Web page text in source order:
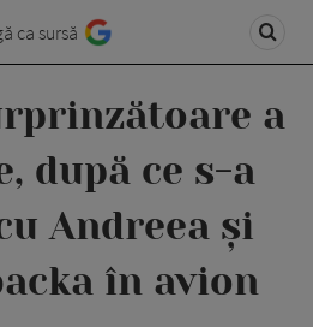
ca sursă
a
după ce s-a
Andreea și
în avion